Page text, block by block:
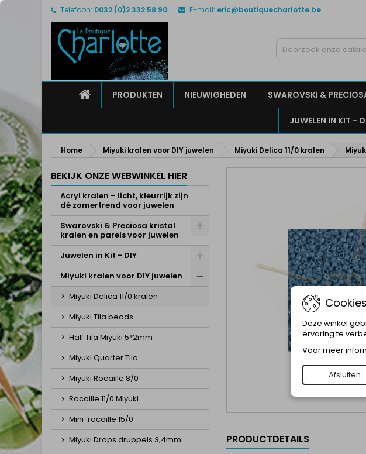
Telefoon: 0032 (0)2 332 58 90 E-mail: eric@boutiquecharlotte.be
HOMEPRODUKTEN NIEUWIGHEDEN SWAROVSKI &
JUWELEN IN KIT -
Home Miyuki kralen voor DIY juwelen Miyuki Delica 11/0 kralen
BEKIJK ONZE WEBWINKEL HIER
Acryl kralen – licht, kleurrijk zijn
dé zomertrend voor juwelen
Swarovski & Preciosa kristal
kralen en parels voor juwelen
Juwelen in Kit - DIY
Miyuki kralen voor DIY juwelen
Miyuki Delica 11/0 kralen
Miyuki Tila beads
Half Tila Miyuki 5*2mm
Miyuki Quarter Tila
Miyuki Rocaille 8/0
Rocaille 11/0 Miyuki
Mini-rocaille 15/0
Miyuki Drops druppels 3,4mm
PRODUCTDETAILS
Mijn
Maak een lijst
Maak een
Inloggen
U moet ingelogd zijn om
Cookies
Deze winkel
ervaring te
Voor meer
Afsluiten